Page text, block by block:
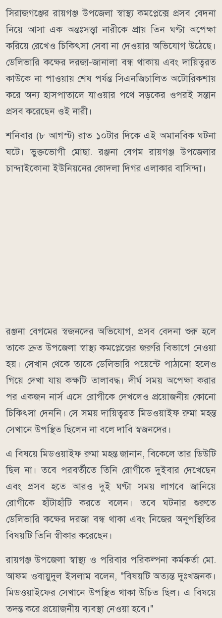
সিরাজগঞ্জের রায়গঞ্জ উপজেলা স্বাস্থ্য কমপ্লেক্সে প্রসব বেদনা
নিয়ে আসা এক অন্তঃসত্ত্বা নারীকে প্রায় তিন ঘণ্টা অপেক্ষা
করিয়ে রেখেও চিকিৎসা সেবা না দেওয়ার অভিযোগ উঠেছে।
ডেলিভারি কক্ষের দরজা-জানালা বন্ধ থাকায় এবং দায়িত্বরত
কাউকে না পাওয়ায় শেষ পর্যন্ত সিএনজিচালিত অটোরিকশায়
করে অন্য হাসপাতালে যাওয়ার পথে সড়কের ওপরই সন্তান
প্রসব করেছেন ওই নারী।
শনিবার (৮ আগস্ট) রাত ১০টার দিকে এই অমানবিক ঘটনা
ঘটে। ভুক্তভোগী মোছা. রঞ্জনা বেগম রায়গঞ্জ উপজেলার
চান্দাইকোনা ইউনিয়নের কোদলা দিগর এলাকার বাসিন্দা।
রঞ্জনা বেগমের স্বজনদের অভিযোগ, প্রসব বেদনা শুরু হলে
তাকে দ্রুত উপজেলা স্বাস্থ্য কমপ্লেক্সের জরুরি বিভাগে নেওয়া
হয়। সেখান থেকে তাকে ডেলিভারি পয়েন্টে পাঠানো হলেও
গিয়ে দেখা যায় কক্ষটি তালাবদ্ধ। দীর্ঘ সময় অপেক্ষা করার
পর একজন নার্স এসে রোগীকে দেখলেও প্রয়োজনীয় কোনো
চিকিৎসা দেননি। সে সময় দায়িত্বরত মিডওয়াইফ রুমা মহন্ত
সেখানে উপস্থিত ছিলেন না বলে দাবি স্বজনদের।
এ বিষয়ে মিডওয়াইফ রুমা মহন্ত জানান, বিকেলে তার ডিউটি
ছিল না। তবে পরবর্তীতে তিনি রোগীকে দুইবার দেখেছেন
এবং প্রসব হতে আরও দুই ঘণ্টা সময় লাগবে জানিয়ে
রোগীকে হাঁটাহাঁটি করতে বলেন। তবে ঘটনার শুরুতে
ডেলিভারি কক্ষের দরজা বন্ধ থাকা এবং নিজের অনুপস্থিতির
বিষয়টি তিনি স্বীকার করেছেন।
রায়গঞ্জ উপজেলা স্বাস্থ্য ও পরিবার পরিকল্পনা কর্মকর্তা মো.
আফম ওবায়ুদুল ইসলাম বলেন, "বিষয়টি অত্যন্ত দুঃখজনক।
মিডওয়াইফের সেখানে উপস্থিত থাকা উচিত ছিল। এ বিষয়ে
তদন্ত করে প্রয়োজনীয় ব্যবস্থা নেওয়া হবে।"